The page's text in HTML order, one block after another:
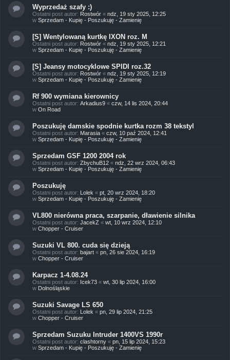
Wyprzedaż szafy :)
Ostatni post autor: Rostwór « ndz, 19 sty 2025, 12:25
w Sprzedam - Kupię - Poszukuję - Zamienię
[S] Wentylowaną kurtkę IXON roz. M
Ostatni post autor: Rostwór « ndz, 19 sty 2025, 12:21
w Sprzedam - Kupię - Poszukuję - Zamienię
[S] Jeansy motocyklowe SPIDI roz.32
Ostatni post autor: Rostwór « ndz, 19 sty 2025, 12:19
w Sprzedam - Kupię - Poszukuję - Zamienię
Rf 900 wymiana kierownicy
Ostatni post autor: Arkadius9 « czw, 14 lis 2024, 20:44
w On Road
Poszukuję damskie spodnie kurtka rozm 38 tekstyl
Ostatni post autor: Marasia « czw, 10 paź 2024, 12:41
w Sprzedam - Kupię - Poszukuję - Zamienię
Sprzedam GSF 1200 2004 rok
Ostatni post autor: ZbychuB12 « ndz, 22 wrz 2024, 06:43
w Sprzedam - Kupię - Poszukuję - Zamienię
Poszukuję
Ostatni post autor: Lolek « pt, 20 wrz 2024, 18:20
w Sprzedam - Kupię - Poszukuję - Zamienię
VL800 nierówna praca, szarpanie, dławienie silnika
Ostatni post autor: JacekZ « wt, 10 wrz 2024, 12:10
w Chopper - Cruiser
Suzuki VL 800. cuda się dzieją
Ostatni post autor: bajart « pn, 26 sie 2024, 16:19
w Chopper - Cruiser
Karpacz 1-4.08.24
Ostatni post autor: Icek73 « wt, 30 lip 2024, 16:00
w Dolnośląskie
Suzuki Savage LS 650
Ostatni post autor: Lolek « pn, 29 lip 2024, 21:25
w Chopper - Cruiser
Sprzedam Suzuku Intruder 1400VS 1990r
Ostatni post autor: clashtorny « pn, 15 lip 2024, 15:23
w Sprzedam - Kupię - Poszukuję - Zamienię